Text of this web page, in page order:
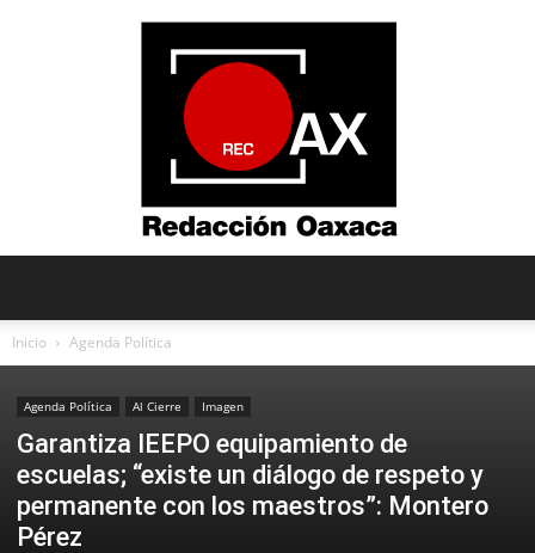
Inicio Agenda Política
Agenda Política Al Cierre Imagen
Garantiza IEEPO equipamiento de
escuelas; “existe un diálogo de respeto y
permanente con los maestros”: Montero
Pérez